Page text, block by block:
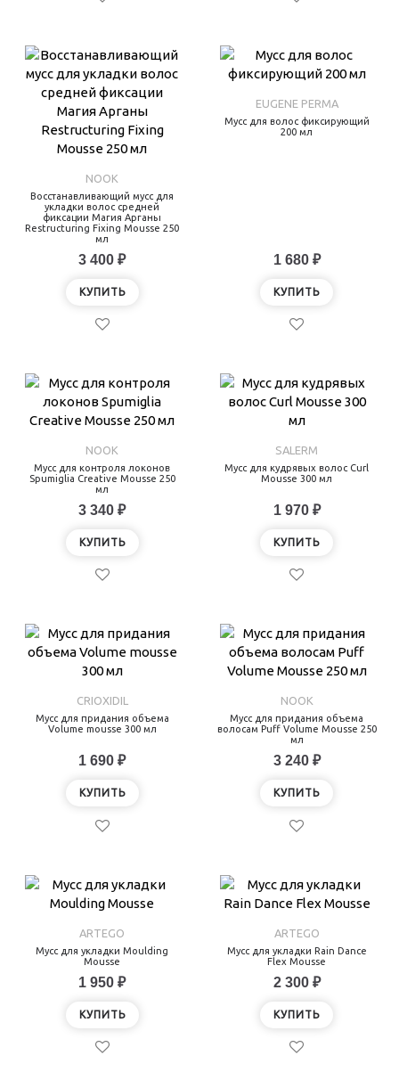
NOOK
Восстанавливающий мусс для
укладки волос средней
фиксации Магия Арганы
Restructuring Fixing Mousse 250
мл
3 400 ₽
КУПИТЬ
EUGENE PERMA
Мусс для волос фиксирующий
200 мл
1 680 ₽
КУПИТЬ
NOOK
Мусс для контроля локонов
Spumiglia Creative Mousse 250
мл
3 340 ₽
КУПИТЬ
SALERM
Мусс для кудрявых волос Curl
Mousse 300 мл
1 970 ₽
КУПИТЬ
CRIOXIDIL
Мусс для придания объема
Volume mousse 300 мл
1 690 ₽
КУПИТЬ
NOOK
Мусс для придания объема
волосам Puff Volume Mousse 250
мл
3 240 ₽
КУПИТЬ
ARTEGO
Мусс для укладки Moulding
Mousse
1 950 ₽
КУПИТЬ
ARTEGO
Мусс для укладки Rain Dance
Flex Mousse
2 300 ₽
КУПИТЬ